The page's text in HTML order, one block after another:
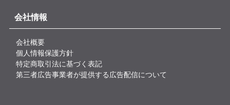
会社情報
会社概要
個人情報保護方針
特定商取引法に基づく表記
第三者広告事業者が提供する広告配信について